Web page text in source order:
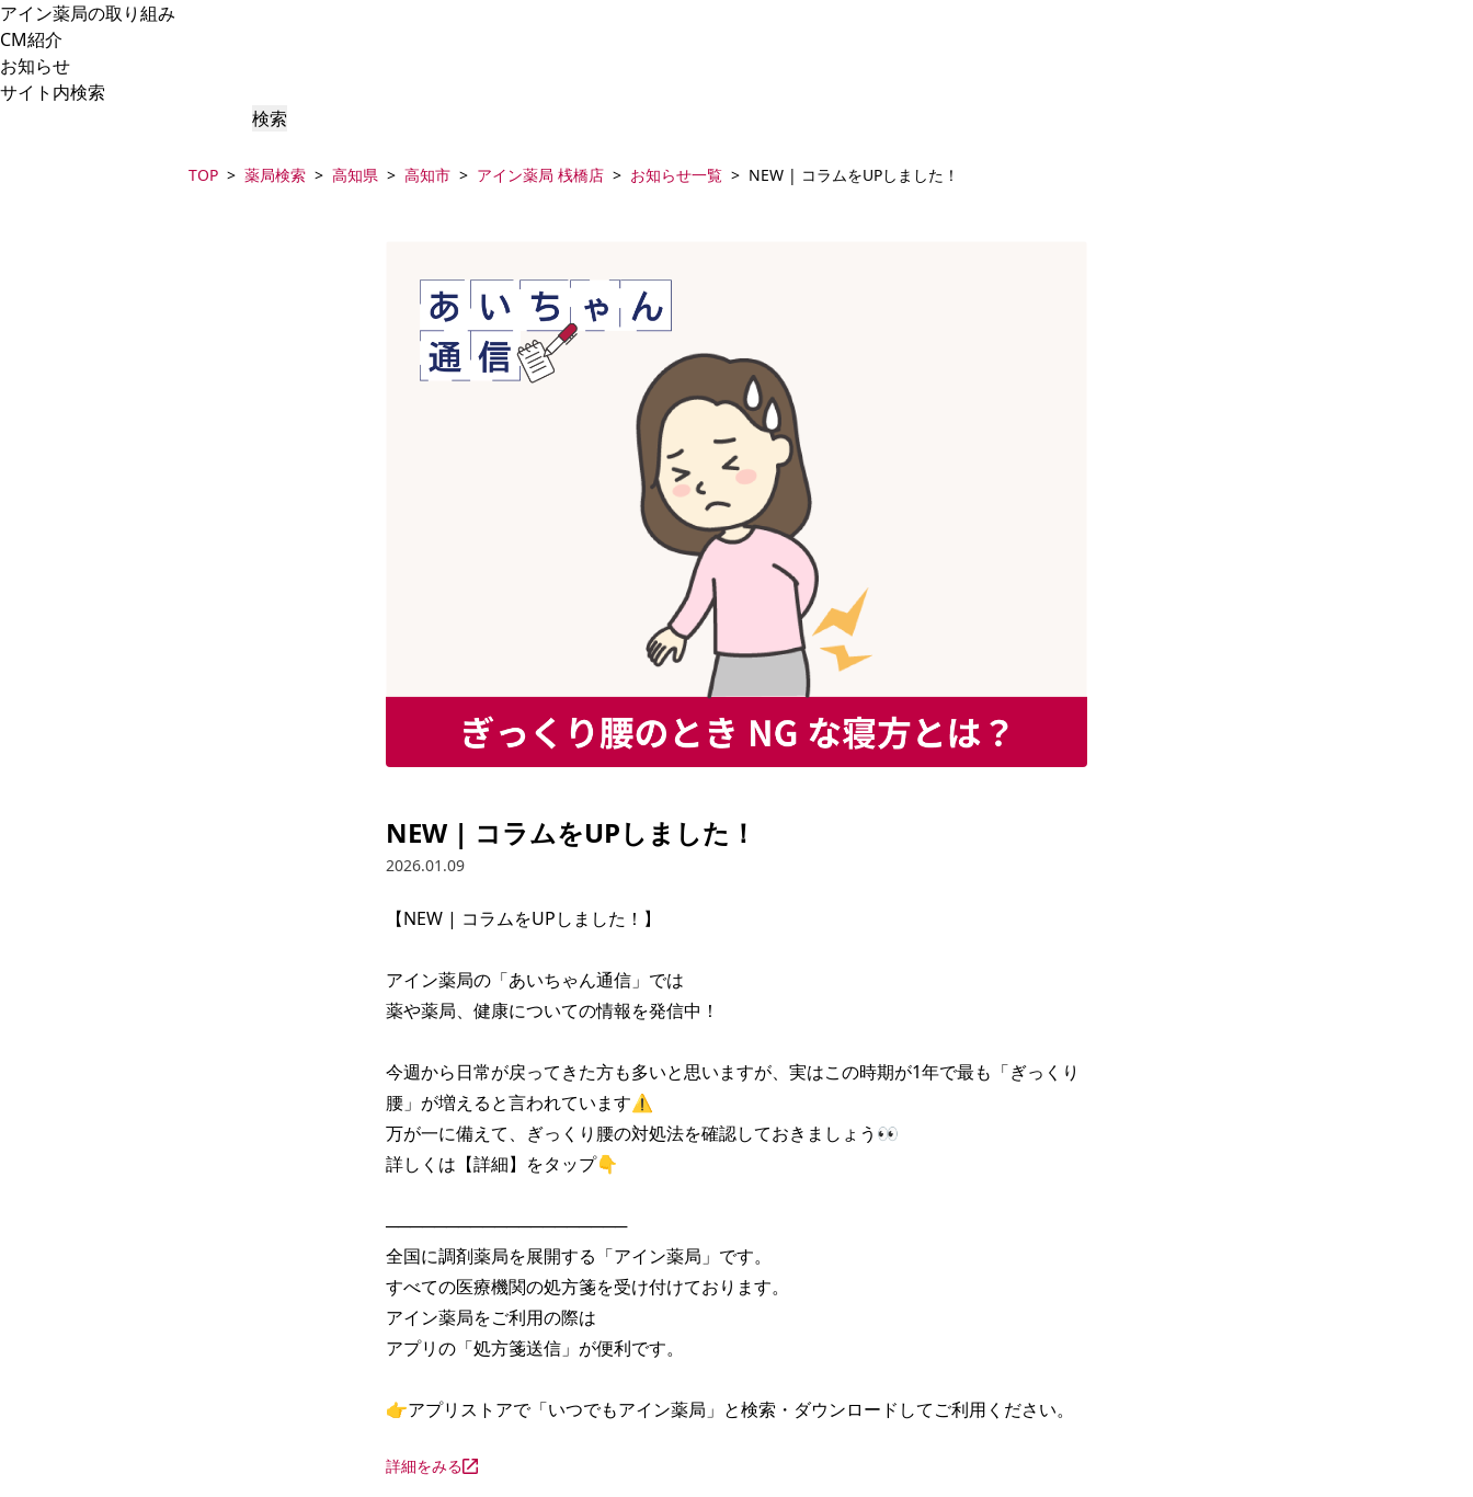
アイン薬局の取り組み
CM紹介
お知らせ
サイト内検索
検索
TOP 薬局検索 高知県 高知市 アイン薬局 桟橋店 お知らせ一覧 NEW | コラムをUPしました！
NEW | コラムをUPしました！
2026.01.09
【NEW | コラムをUPしました！】
アイン薬局の「あいちゃん通信」では
薬や薬局、健康についての情報を発信中！
今週から日常が戻ってきた方も多いと思いますが、実はこの時期が1年で最も「ぎっくり
腰」が増えると言われています⚠
万が一に備えて、ぎっくり腰の対処法を確認しておきましょう👀
詳しくは【詳細】をタップ👇
────────────────────
全国に調剤薬局を展開する「アイン薬局」です。
すべての医療機関の処方箋を受け付けております。
アイン薬局をご利用の際は
アプリの「処方箋送信」が便利です。
👉アプリストアで「いつでもアイン薬局」と検索・ダウンロードしてご利用ください。
詳細をみる